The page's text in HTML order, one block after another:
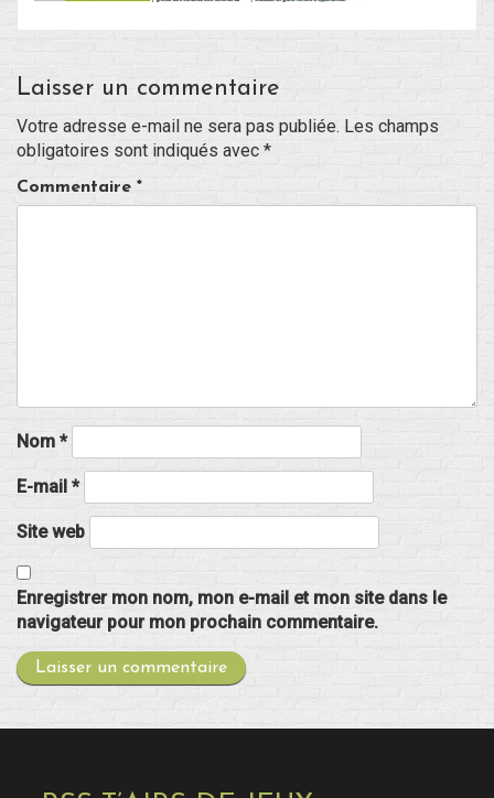
Laisser un commentaire
Votre adresse e-mail ne sera pas publiée. Les champs
obligatoires sont indiqués avec *
Commentaire *
Nom *
E-mail *
Site web
Enregistrer mon nom, mon e-mail et mon site dans le
navigateur pour mon prochain commentaire.